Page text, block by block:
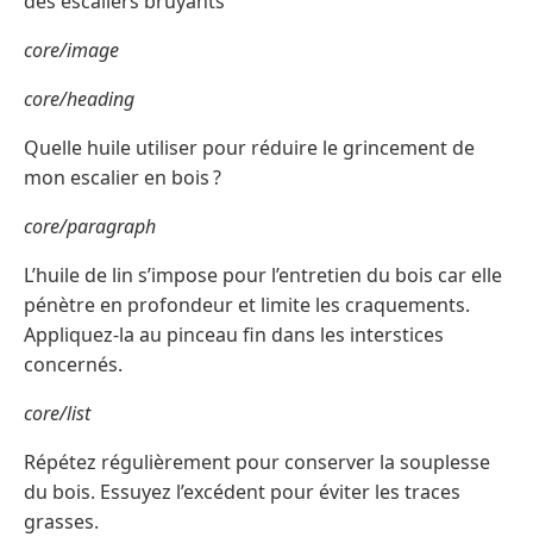
core/image
core/heading
Quelle huile utiliser pour réduire le grincement de
mon escalier en bois ?
core/paragraph
L’huile de lin s’impose pour l’entretien du bois car elle
pénètre en profondeur et limite les craquements.
Appliquez-la au pinceau fin dans les interstices
concernés.
core/list
Répétez régulièrement pour conserver la souplesse
du bois. Essuyez l’excédent pour éviter les traces
grasses.